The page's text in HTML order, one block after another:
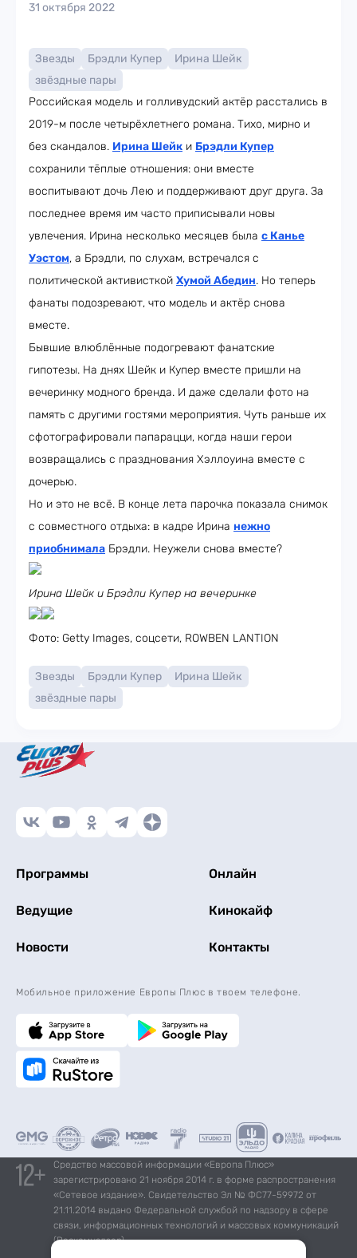
31 октября 2022
Звезды Брэдли Купер
Ирина Шейк
звёздные пары
Российская модель и голливудский актёр расстались в
2019-м после четырёхлетнего романа. Тихо, мирно и
без скандалов. Ирина Шейк и Брэдли Купер
сохранили тёплые отношения: они вместе
воспитывают дочь Лею и поддерживают друг друга. За
последнее время им часто приписывали новы
увлечения. Ирина несколько месяцев была с Канье
Уэстом, а Брэдли, по слухам, встречался с
политической активисткой Хумой Абедин. Но теперь
фанаты подозревают, что модель и актёр снова
вместе.
Бывшие влюблённые подогревают фанатские
гипотезы. На днях Шейк и Купер вместе пришли на
вечеринку модного бренда. И даже сделали фото на
память с другими гостями мероприятия. Чуть раньше их
сфотографировали папарацци, когда наши герои
возвращались с празднования Хэллоуина вместе с
дочерью.
Но и это не всё. В конце лета парочка показала снимок
с совместного отдыха: в кадре Ирина нежно
приобнимала Брэдли. Неужели снова вместе?
Ирина Шейк и Брэдли Купер на вечеринке
Фото: Getty Images, соцсети, ROWBEN LANTION
Звезды Брэдли Купер
Ирина Шейк
звёздные пары
Программы Онлайн
Ведущие Кинокайф
Новости Контакты
Мобильное приложение Европы Плюс в твоем телефоне.
Средство массовой информации «Европа Плюс»
зарегистрировано 21 ноября 2014 г. в форме распространения
«Сетевое издание». Свидетельство Эл № ФС77-59972 от
21.11.2014 выдано Федеральной службой по надзору в сфере
связи, информационных технологий и массовых коммуникаций
(Роскомнадзор).